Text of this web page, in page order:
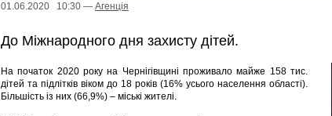
01.06.2020 10:30 — Агенцiя
До Міжнародного дня захисту дітей.
На початок 2020 року на Чернігівщині проживало майже 158 тис.
дітей та підлітків віком до 18 років (16% усього населення області).
Більшість із них (66,9%) – міські жителі.